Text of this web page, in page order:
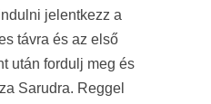
jelentkezz a
távra és az első
után fordulj meg és
Sarudra. Reggel